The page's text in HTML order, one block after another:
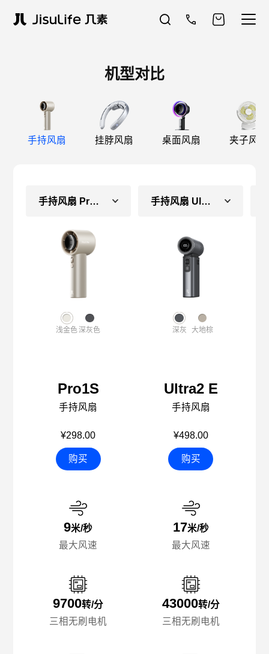
机型对比
手持风扇 挂脖风扇 桌面风扇 夹子风扇
手持风扇 Pro1S
浅金色深灰色
Pro1S
手持风扇
¥298.00
购买
9米/秒
最大风速
9700转/分
三相无刷电机
手持风扇 Ultra2 E
深灰 大地棕
Ultra2 E
手持风扇
¥498.00
购买
17米/秒
最大风速
43000转/分
三相无刷电机